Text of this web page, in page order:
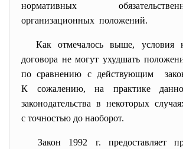
нормативных
организационных положений.
Как отмечалось выше, условия
договора не могут ухудшать
по сравнению с действующим
К сожалению, на практике
законодательства в некоторых
с точностью до наоборот.
Закон 1992 г. предоставляет